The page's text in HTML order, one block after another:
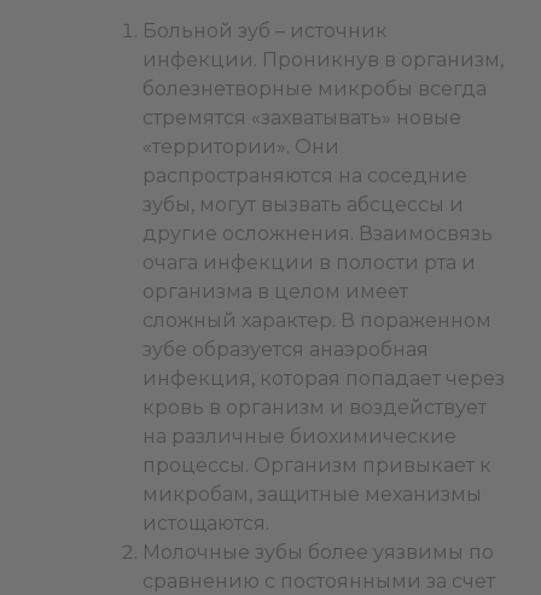
Больной зуб ­– источник
инфекции. Проникнув в организм,
болезнетворные микробы всегда
стремятся «захватывать» новые
«территории». Они
распространяются на соседние
зубы, могут вызвать абсцессы и
другие осложнения. Взаимосвязь
очага инфекции в полости рта и
организма в целом имеет
сложный характер. В пораженном
зубе образуется анаэробная
инфекция, которая попадает через
кровь в организм и воздействует
на различные биохимические
процессы. Организм привыкает к
микробам, защитные механизмы
истощаются.
Молочные зубы более уязвимы по
сравнению с постоянными за счет